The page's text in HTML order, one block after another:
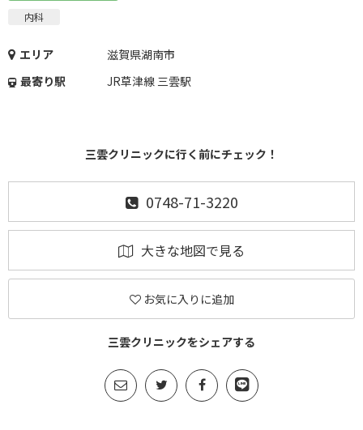
内科
エリア
滋賀県湖南市
最寄り駅
JR草津線 三雲駅
三雲クリニックに行く前にチェック！
0748-71-3220
大きな地図で見る
お気に入りに追加
三雲クリニックをシェアする